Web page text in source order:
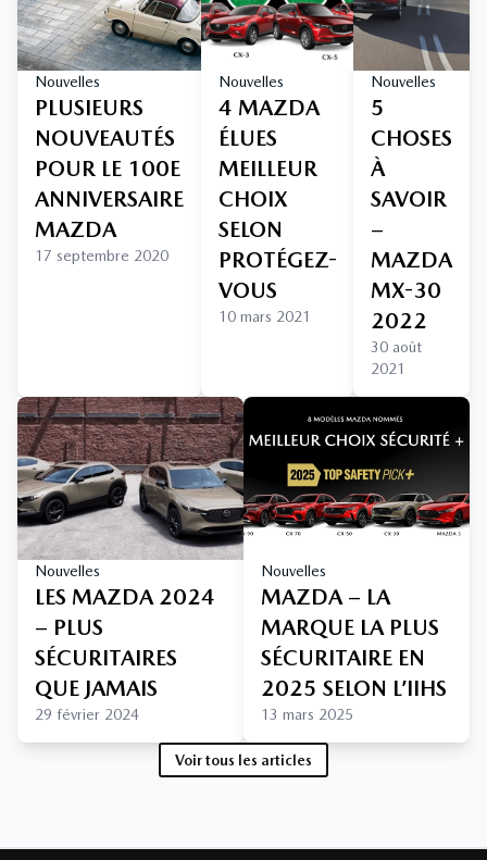
Nouvelles
PLUSIEURS
NOUVEAUTÉS
POUR LE 100E
ANNIVERSAIRE
MAZDA
17 septembre 2020
Nouvelles
4 MAZDA
ÉLUES
MEILLEUR
CHOIX
SELON
PROTÉGEZ-
VOUS
10 mars 2021
Nouvelles
5
CHOSES
À
SAVOIR
–
MAZDA
MX-30
2022
30 août
2021
Nouvelles
LES MAZDA 2024
– PLUS
SÉCURITAIRES
QUE JAMAIS
29 février 2024
Nouvelles
MAZDA – LA
MARQUE LA PLUS
SÉCURITAIRE EN
2025 SELON L’IIHS
13 mars 2025
Voir tous les articles